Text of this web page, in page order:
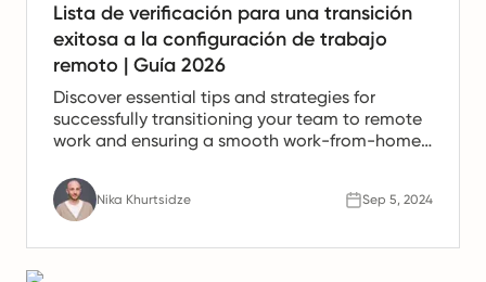
Lista de verificación para una transición
exitosa a la configuración de trabajo
remoto | Guía 2026
Discover essential tips and strategies for
successfully transitioning your team to remote
work and ensuring a smooth work-from-home
Nika Khurtsidze Sep 5, 2024